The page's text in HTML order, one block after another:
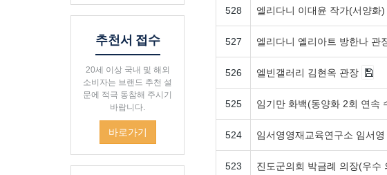
추천서 접수
20세 이상 국내 및 해외
소비자는 브랜드 추천 설
문에 적극 동참해 주시기
바랍니다.
바로가기
528 엘리다니 이대윤 작가(서양화)
527 엘리다니 엘리아트 방한나 관
526 엘빈갤러리 김현옥 관장
525 임기만 화백(동양화 2회 연속
524 임서영영재교육연구소 임서영
523 진도군의회 박금례 의장(우수